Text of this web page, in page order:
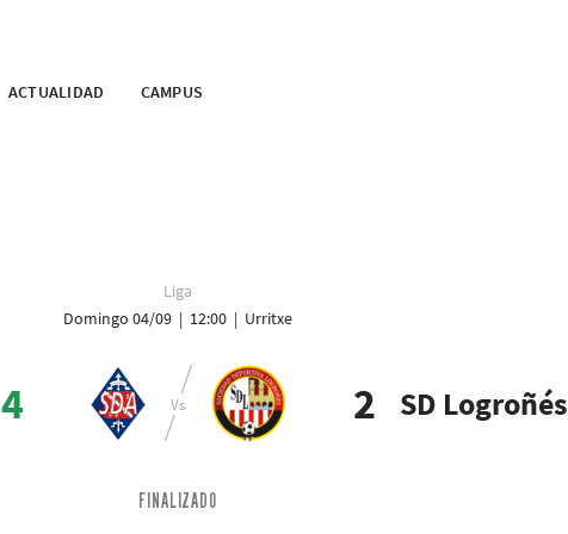
ACTUALIDAD CAMPUS
Liga
Domingo 04/09 | 12:00 | Urritxe
4 SD Logroñés
2
FINALIZADO